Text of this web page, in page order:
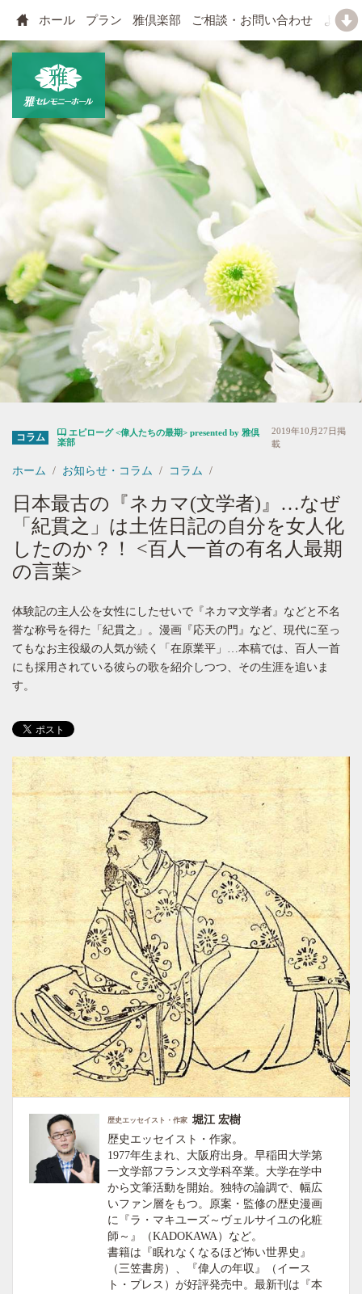
ホール プラン 雅倶楽部 ご相談・お問い合わせ よく
コラム
エピローグ <偉人たちの最期> presented by 雅倶
楽部
2019年10月27日掲
載
ホーム お知らせ・コラム コラム
日本最古の『ネカマ(文学者)』…なぜ
「紀貫之」は土佐日記の自分を女人化
したのか？！ <百人一首の有名人最期
の言葉>
体験記の主人公を女性にしたせいで『ネカマ文学者』などと不名
誉な称号を得た「紀貫之」。漫画『応天の門』など、現代に至っ
てもなお主役級の人気が続く「在原業平」…本稿では、百人一首
にも採用されている彼らの歌を紹介しつつ、その生涯を追いま
す。
歴史エッセイスト・作家
堀江 宏樹
歴史エッセイスト・作家。
1977年生まれ、大阪府出身。早稲田大学第
一文学部フランス文学科卒業。大学在学中
から文筆活動を開始。独特の論調で、幅広
いファン層をもつ。原案・監修の歴史漫画
に『ラ・マキユーズ～ヴェルサイユの化粧
師～』（KADOKAWA）など。
書籍は『眠れなくなるほど怖い世界史』
（三笠書房）、『偉人の年収』（イース
ト・プレス）が好評発売中。最新刊は『本